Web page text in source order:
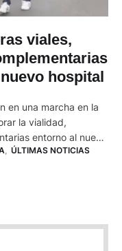
viales,
hospital
en una marcha en la
la vialidad,
entorno al nuevo
ciudadanos
ÚLTIMAS NOTICIAS